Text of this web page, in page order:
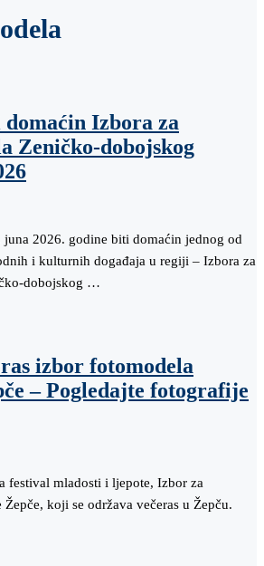
Izbora za
Zeničko-dobojskog
2026. godine biti domaćin jednog od
i kulturnih događaja u regiji – Izbora za
dobojskog …
izbor fotomodela
– Pogledajte fotografije
festival mladosti i ljepote, Izbor za
koji se održava večeras u Žepču.